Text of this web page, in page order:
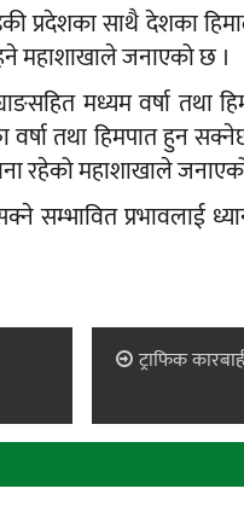
प्रदेशका साथै देशका
महाशाखाले जनाएको छ ।
मध्यम वर्षा तथा
तथा हिमपात हुन
रहेको महाशाखाले
सम्भावित प्रभावलाई
ट्राफिक